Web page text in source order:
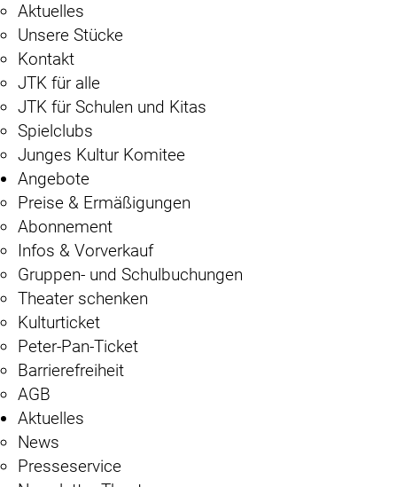
Aktuelles
Unsere Stücke
Kontakt
JTK für alle
JTK für Schulen und Kitas
Spielclubs
Junges Kultur Komitee
Angebote
Preise & Ermäßigungen
Abonnement
Infos & Vorverkauf
Gruppen- und Schulbuchungen
Theater schenken
Kulturticket
Peter-Pan-Ticket
Barrierefreiheit
AGB
Aktuelles
News
Presseservice